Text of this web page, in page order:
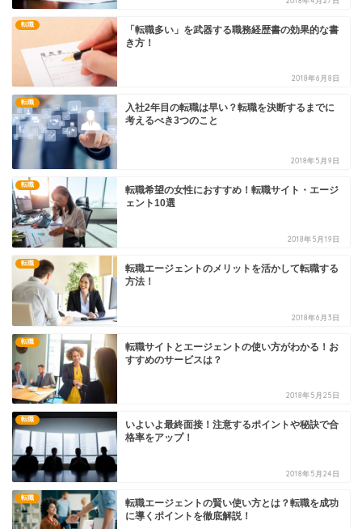
転職
「転職多い」を武器する職務経歴書の効果的な書
き方！
2018年6月8日
転職
入社2年目の転職は早い？転職を決断するまでに
考えるべき3つのこと
2018年5月9日
転職
転職希望の女性におすすめ！転職サイト・エージ
ェント10選
2018年5月19日
転職
転職エージェントのメリットを活かして転職する
方法！
2018年6月3日
転職
転職サイトとエージェントの使い方がわかる！お
すすめのサービスは？
2018年5月25日
転職
いよいよ最終面接！注意するポイントや秘訣で合
格率をアップ！
2018年5月24日
転職
転職エージェントの賢い使い方とは？転職を成功
に導くポイントを徹底解説！